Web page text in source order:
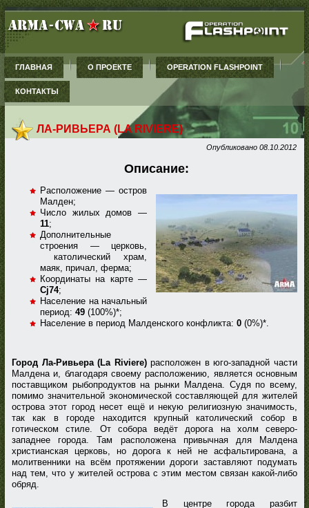
ГЛАВНАЯ О ПРОЕКТЕ OPERATION FLASHPOINT
КОНТАКТЫ
ЛА-РИВЬЕРА (LA RIVIERE)
Опубликовано 08.10.2012
Описание:
Расположение — остров
Малден;
Число жилых домов —
11;
Дополнительные
строения — церковь,
католический храм,
маяк, причал, ферма;
Координаты на карте —
Cj74;
Население на начальный
период: 49 (100%)*;
Население в период Малденского конфликта: 0 (0%)*.
Город Ла-Ривьера (La Riviere)расположен в юго-западной части
Малдена и, благодаря своему расположению, является основным
поставщиком рыбопродуктов на рынки Малдена. Судя по всему,
помимо значительной экономической составляющей для жителей
острова этот город несет ещё и некую религиозную значимость,
так как в городе находится крупный католический собор в
готическом стиле. От собора ведёт дорога на холм северо-
западнее города. Там расположена привычная для Малдена
христианская церковь, но дорога к ней не асфальтирована, а
молитвенники на всём протяжении дороги заставляют подумать
над тем, что у жителей острова с этим местом связан какой-либо
обряд.
В центре города разбит